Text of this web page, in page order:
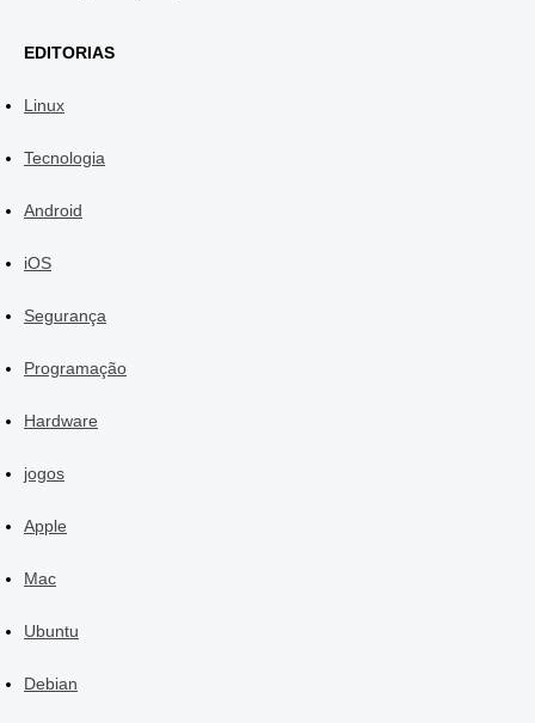
EDITORIAS
Linux
Tecnologia
Android
iOS
Segurança
Programação
Hardware
jogos
Apple
Mac
Ubuntu
Debian